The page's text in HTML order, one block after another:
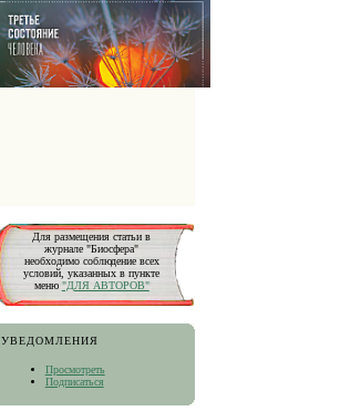
Для размещения статьи в
журнале "Биосфера"
необходимо соблюдение всех
условий, указанных в пункте
меню "ДЛЯ АВТОРОВ"
УВЕДОМЛЕНИЯ
Просмотреть
Подписаться